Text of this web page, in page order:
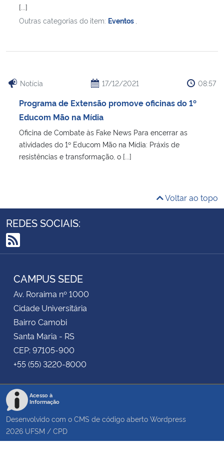
[...]
Outras categorias do item: Eventos
Notícia 17/12/2021 08:57
Programa de Extensão promove oficinas do 1º
Educom Mão na Mídia
Oficina de Combate às Fake News Para encerrar as
atividades do 1º Educom Mão na Mídia: Práxis de
resistências e transformação, o [...]
Voltar ao topo
REDES SOCIAIS:
RSS
CAMPUS SEDE
Av. Roraima nº 1000
Cidade Universitária
Bairro Camobi
Santa Maria - RS
CEP: 97105-900
+55 (55) 3220-8000
Acesso à
Informação
Desenvolvido com o CMS de código aberto Wordpress
2026 UFSM / CPD